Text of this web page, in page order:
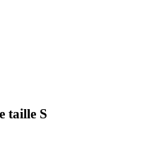
taille S